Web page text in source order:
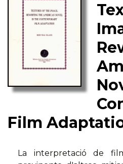
Film
La interpretació de